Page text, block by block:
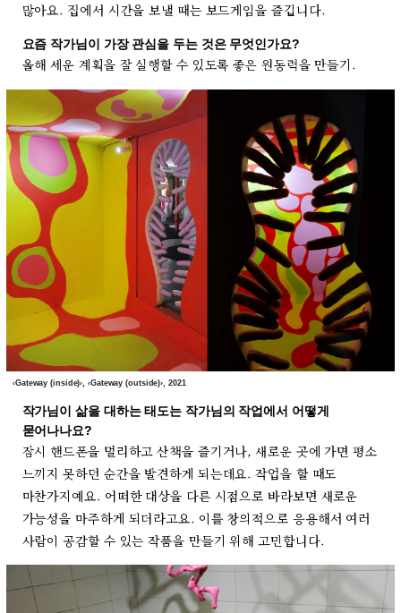
많아요. 집에서 시간을 보낼 때는 보드게임을 즐깁니다.
요즘 작가님이 가장 관심을 두는 것은 무엇인가요?
올해 세운 계획을 잘 실행할 수 있도록 좋은 원동력을 만들기.
‹Gateway (inside)›, ‹Gateway (outside)›, 2021
작가님이 삶을 대하는 태도는 작가님의 작업에서 어떻게
묻어나나요?
잠시 핸드폰을 멀리하고 산책을 즐기거나, 새로운 곳에 가면 평소
느끼지 못하던 순간을 발견하게 되는데요. 작업을 할 때도
마찬가지예요. 어떠한 대상을 다른 시점으로 바라보면 새로운
가능성을 마주하게 되더라고요. 이를 창의적으로 응용해서 여러
사람이 공감할 수 있는 작품을 만들기 위해 고민합니다.